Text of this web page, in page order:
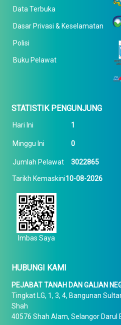
Data Terbuka
Dasar Privasi & Keselamatan
Polisi
Buku Pelawat
STATISTIK PENGUNJUNG
Hari Ini 1
Minggu Ini 0
Jumlah Pelawat 3022865
Tarikh Kemaskini10-08-2026
Imbas Saya
HUBUNGI KAMI
PEJABAT TANAH DAN GALIAN
Tingkat LG, 1, 3, 4, Bangunan
Shah
40576 Shah Alam, Selangor Darul